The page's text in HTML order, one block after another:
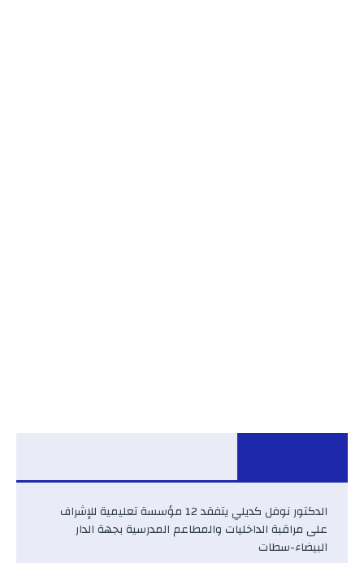
الدكتور نوفل كديلي يتفقد 12 مؤسسة تعليمية للإشراف
على مراقبة الداخليات والمطاعم المدرسية بجهة الدار
البيضاء-سطات